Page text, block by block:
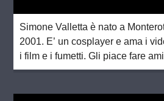
Simone Valletta è nato a
2001. E’ un cosplayer e ama i
i film e i fumetti. Gli piace fare
diverse. Se la cava molto bene